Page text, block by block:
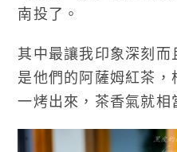
南投了。
其中最讓我印象深刻
是他們的阿薩姆紅茶
一烤出來，茶香氣就相